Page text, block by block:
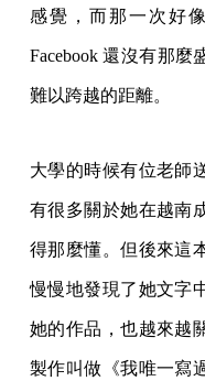
感覺，而那一次好
Facebook 還沒有那
難以跨越的距離。
大學的時候有位老師
有很多關於她在越南
得那麼懂。但後來這
慢慢地發現了她文字
她的作品，也越來越
製作叫做《我唯一寫